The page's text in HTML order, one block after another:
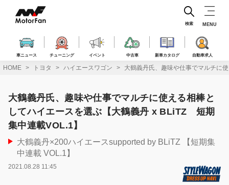
ス
車ニュース チューニング イベント 中古車 新車カタログ 自動車求人
検索 MENU
HOME トヨタ ハイエースワゴン 大鶴義丹氏、趣味や仕事でマルチに
大鶴義丹氏、趣味や仕事でマルチに使える相棒と
してハイエースを選ぶ【大鶴義丹 x BLiTZ 短期
集中連載VOL.1】
大鶴義丹×200ハイエースsupported by BLiTZ 【短期集
中連載 VOL.1】
2021.08.28 11:45